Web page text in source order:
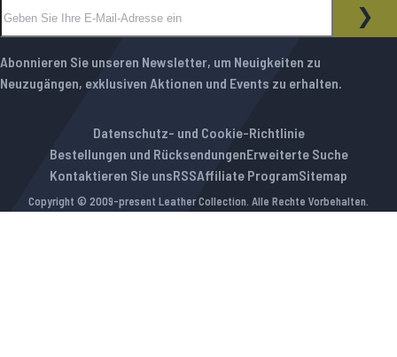
NEWSLETTER
Abonnieren Sie unseren Newsletter, um Neuigkeiten zu
Neuzugängen, exklusiven Aktionen und Events zu erhalten.
Datenschutz- und Cookie-Richtlinie
Bestellungen und RücksendungenErweiterte Suche
Kontaktieren Sie unsRSSAffiliate ProgramSitemap
Copyright © 2009-present Leather Collection. Alle Rechte Vorbehalten.